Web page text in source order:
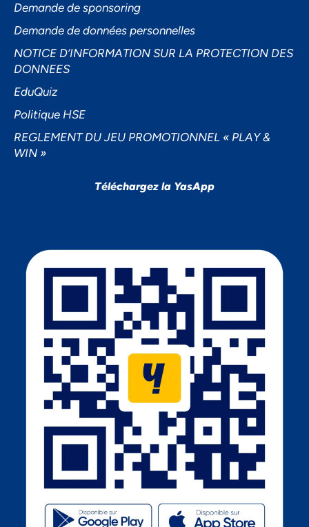
Demande de sponsoring
Demande de données personnelles
NOTICE D’INFORMATION SUR LA PROTECTION DES
DONNEES
EduQuiz
Politique HSE
REGLEMENT DU JEU PROMOTIONNEL « PLAY &
WIN »
Téléchargez la YasApp
Préférences